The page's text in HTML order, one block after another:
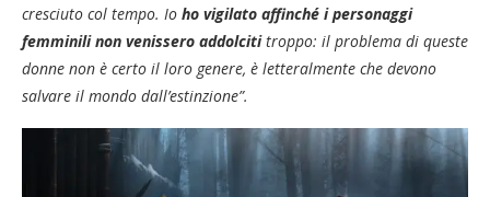
cresciuto col tempo. Io ho vigilato affinché i personaggi
femminili non venissero addolcititroppo: il problema di queste
donne non è certo il loro genere, è letteralmente che devono
salvare il mondo dall’estinzione”.